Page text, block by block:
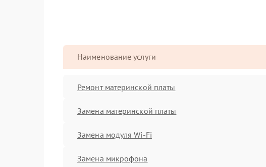
Наименование услуги
Ремонт материнской платы
Замена материнской платы
Замена модуля Wi-Fi
Замена микрофона